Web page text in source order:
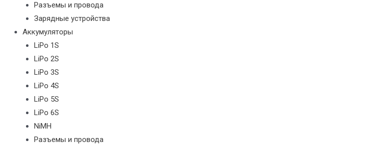
Разъемы и провода
Зарядные устройства
Аккумуляторы
LiPo 1S
LiPo 2S
LiPo 3S
LiPo 4S
LiPo 5S
LiPo 6S
NiMH
Разъемы и провода